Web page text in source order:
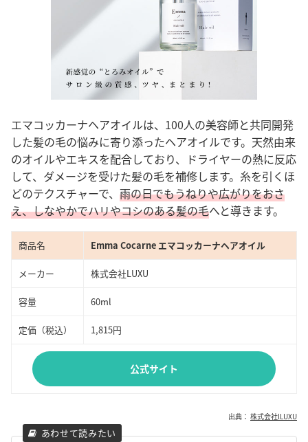
エマコッカーナヘアオイルは、100人の美容師と共同開発
した髪の毛の悩みに寄り添ったヘアオイルです。天然由来
のオイルやエキスを配合しており、ドライヤーの熱に反応
して、ダメージを受けた髪の毛を補修します。糸を引くほ
どのテクスチャーで、 雨の日でもうねりや広がりをおさ
え、しなやかでハリやコシのある髪の毛へと導きます。
商品名 Emma Cocarne エマコッカーナヘアオイル
メーカー 株式会社LUXU
容量 60ml
定価（税込） 1,815円
公式サイト
出典： 株式会社lLUXU